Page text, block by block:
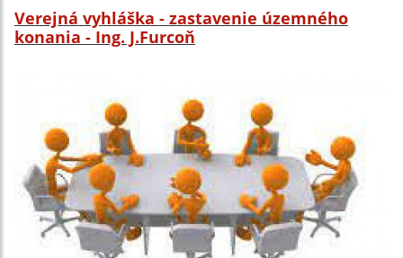
Verejná vyhláška - zastavenie územného
konania - Ing. J.Furcoň